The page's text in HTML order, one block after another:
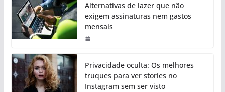
Alternativas de lazer que não
exigem assinaturas nem gastos
mensais
Privacidade oculta: Os melhores
truques para ver stories no
Instagram sem ser visto